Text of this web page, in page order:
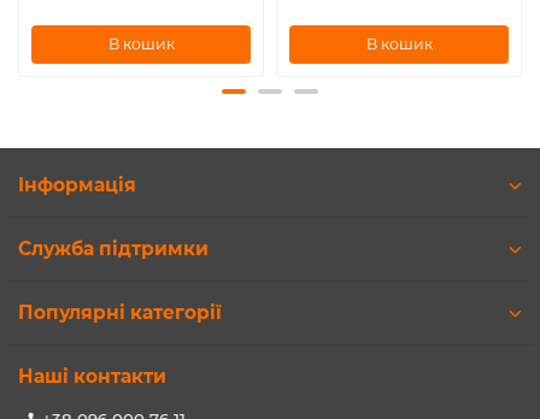
В кошик В кошик
Інформація
Служба підтримки
Популярні категорії
Наші контакти